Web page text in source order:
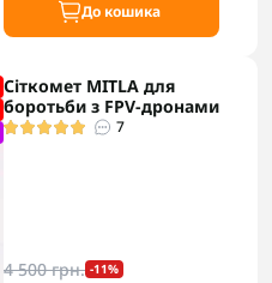
До кошика
Сіткомет MITLA для
боротьби з FPV-дронами
7
4 500 грн. -11%